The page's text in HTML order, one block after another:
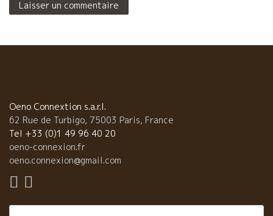
Oeno Connextion s.a.r.l.
62 Rue de Turbigo, 75003 Paris, France
Tel +33 (0)1 49 96 40 20
oeno-connexion.fr
oeno.connexion@gmail.com